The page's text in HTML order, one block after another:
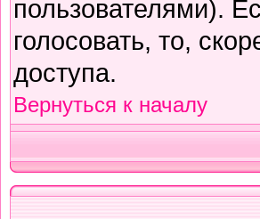
пользователями).
голосовать, то,
доступа.
Вернуться к началу